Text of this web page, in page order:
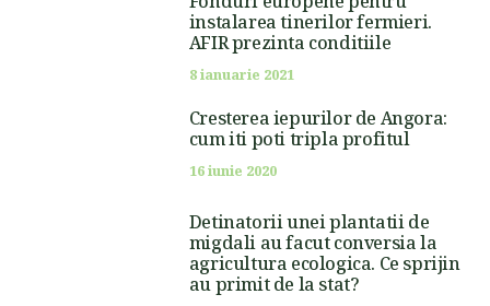
instalarea tinerilor fermieri.
AFIR prezinta conditiile
8 ianuarie 2021
Cresterea iepurilor de Angora:
cum iti poti tripla profitul
16 iunie 2020
Detinatorii unei plantatii de
migdali au facut conversia la
agricultura ecologica. Ce sprijin
au primit de la stat?